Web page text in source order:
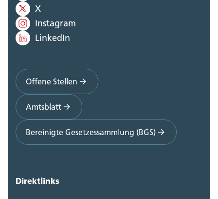
X
Instagram
LinkedIn
Offene Stellen
Amtsblatt
Bereinigte Gesetzessammlung (BGS)
Direktlinks